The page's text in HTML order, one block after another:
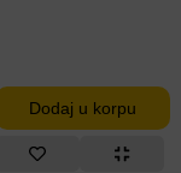
Dodaj u korpu